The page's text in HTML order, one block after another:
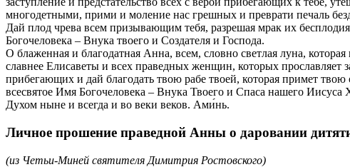
многодетными, прими и моление нас грешных и преврати печаль
Дай плод чрева всем призывающим тебя, разрешая мрак их
Богочеловека – Внука твоего и Создателя и Господа.
О блаженная и благодатная Анна, всем, словно светлая луна,
славнее Елисаветы и всех праведных женщин, которых прославляет
прибегающих и дай благодать твою рабе твоей, которая примет
всесвятое Имя Богочеловека – Внука Твоего и Спаса нашего
Духом ныне и всегда и во веки веков. Ами́нь.
Личное прошение праведной Анны о даровании
(из Четьи-Миней святителя Димитрия Ростовского)